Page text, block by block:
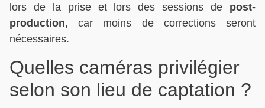
lors de la prise et lors des sessions de post-
production, car moins de corrections seront
nécessaires.
Quelles caméras privilégier
selon son lieu de captation ?